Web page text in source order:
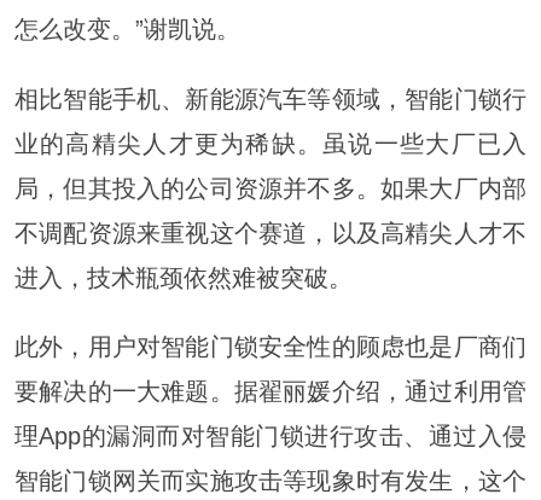
怎么改变。”谢凯说。
相比智能手机、新能源汽车等领域，智能门锁行
业的高精尖人才更为稀缺。虽说一些大厂已入
局，但其投入的公司资源并不多。如果大厂内部
不调配资源来重视这个赛道，以及高精尖人才不
进入，技术瓶颈依然难被突破。
此外，用户对智能门锁安全性的顾虑也是厂商们
要解决的一大难题。据翟丽媛介绍，通过利用管
理App的漏洞而对智能门锁进行攻击、通过入侵
智能门锁网关而实施攻击等现象时有发生，这个